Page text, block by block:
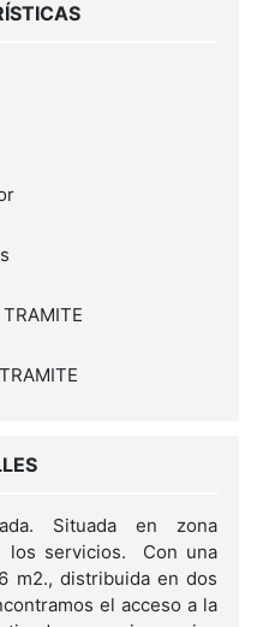
Situada en zona
los servicios. Con una
m2., distribuida en dos
el acceso a la